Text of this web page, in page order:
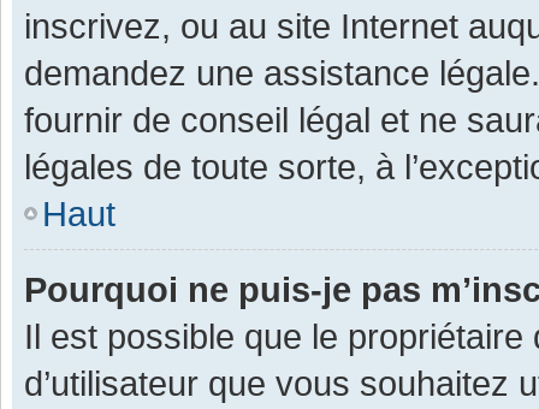
inscrivez, ou au site Internet
demandez une assistance
fournir de conseil légal et ne
légales de toute sorte, à
Haut
Pourquoi ne puis-je pas
Il est possible que le
d’utilisateur que vous souhaitez